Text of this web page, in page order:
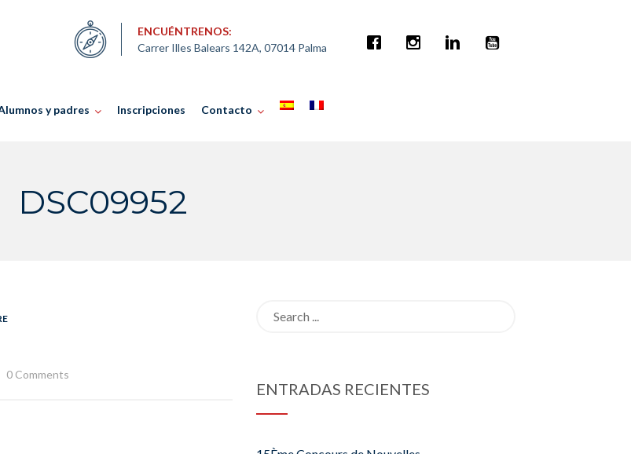
ENCUÉNTRENOS:
Carrer Illes Balears 142A, 07014 Palma
y padres Inscripciones Contacto
DSC09952
0 Comments
ENTRADAS RECIENTES